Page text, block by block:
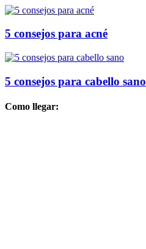
5 consejos para acné
5 consejos para cabello sano
Como llegar: